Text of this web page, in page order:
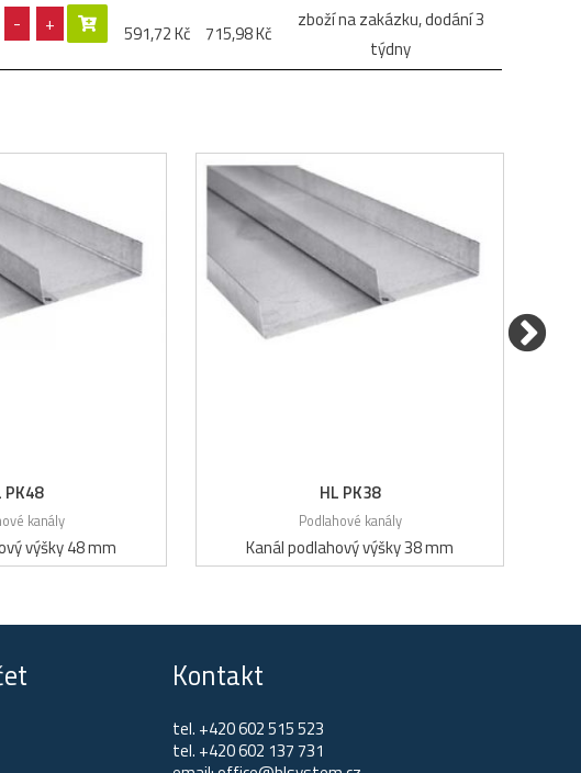
- + 591,72Kč 715,98Kč
zboží na zakázku, dodání 3
týdny
PK48
kanály
výšky 48 mm
HL PK38
Podlahové kanály
Kanál podlahový výšky 38 mm
Kontakt
tel. +420 602 515 523
tel. +420 602 137 731